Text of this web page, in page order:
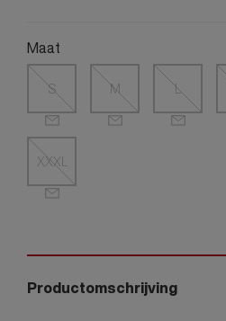
Maat
S M L
XXXL
Productomschrijving